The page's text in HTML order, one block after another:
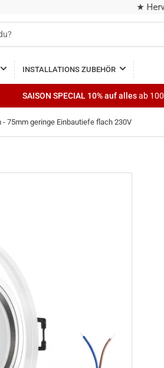
★ Hervorragend
INSTALLATIONS ZUBEHÖR
SAISON SPECIAL 10% auf allesab
75mm geringe Einbautiefe flach 230V